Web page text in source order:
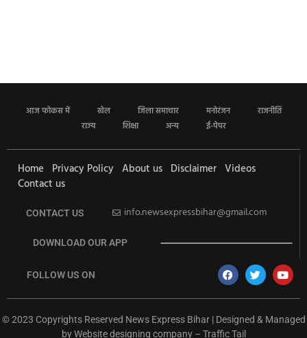
आज फोकस में खेल जिला समाचार मनोरंजन
राजनीति
राज्य
शिक्षा अन्य ई-पेपर
Home Privacy Policy About us Disclaimer Videos
Contact us
CONTACT US info.newsexpressbihar@gmail.com
DOWNLOAD OUR APP
FOLLOW US ON
© 2023 Copyrights Reserved News Express Bihar | Designed & Managed
byWebsite designing company– Traffic Tail